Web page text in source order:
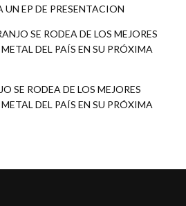
UN EP DE PRESENTACION
SE RODEA DE LOS MEJORES
DEL PAÍS EN SU PRÓXIMA
SE RODEA DE LOS MEJORES
DEL PAÍS EN SU PRÓXIMA